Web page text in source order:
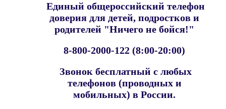
Единый общероссийский телефон
доверия для детей, подростков и
родителей "Ничего не бойся!"
8-800-2000-122 (8:00-20:00)
Звонок бесплатный с любых
телефонов (проводных и
мобильных) в России.